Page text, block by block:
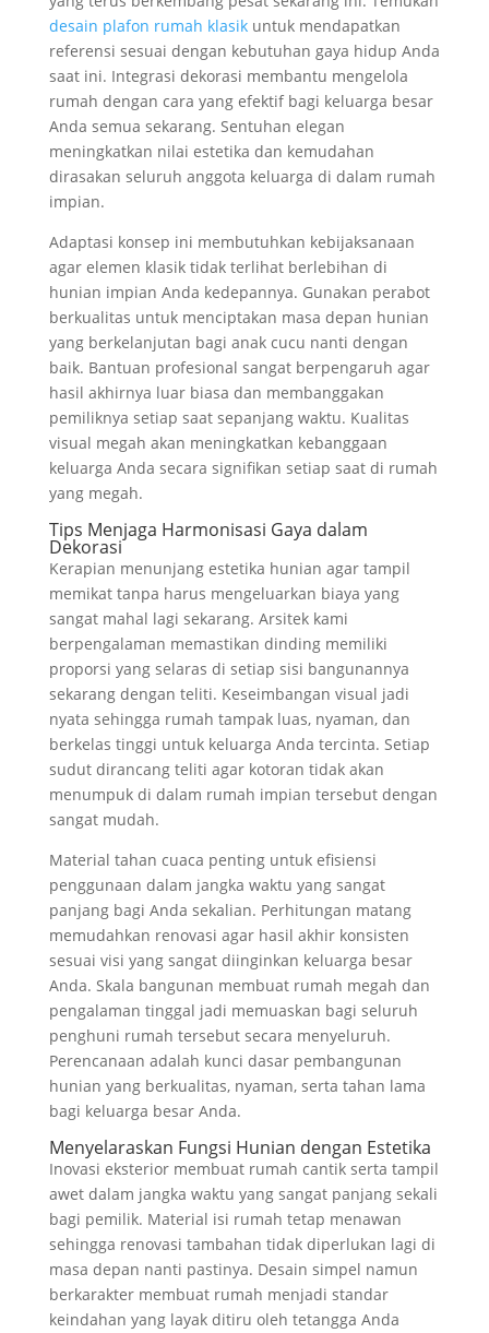
desain plafon rumah klasikuntuk mendapatkan
referensi sesuai dengan kebutuhan gaya hidup Anda
saat ini. Integrasi dekorasi membantu mengelola
rumah dengan cara yang efektif bagi keluarga besar
Anda semua sekarang. Sentuhan elegan
meningkatkan nilai estetika dan kemudahan
dirasakan seluruh anggota keluarga di dalam rumah
impian.
Adaptasi konsep ini membutuhkan kebijaksanaan
agar elemen klasik tidak terlihat berlebihan di
hunian impian Anda kedepannya. Gunakan perabot
berkualitas untuk menciptakan masa depan hunian
yang berkelanjutan bagi anak cucu nanti dengan
baik. Bantuan profesional sangat berpengaruh agar
hasil akhirnya luar biasa dan membanggakan
pemiliknya setiap saat sepanjang waktu. Kualitas
visual megah akan meningkatkan kebanggaan
keluarga Anda secara signifikan setiap saat di rumah
yang megah.
Tips Menjaga Harmonisasi Gaya dalam
Dekorasi
Kerapian menunjang estetika hunian agar tampil
memikat tanpa harus mengeluarkan biaya yang
sangat mahal lagi sekarang. Arsitek kami
berpengalaman memastikan dinding memiliki
proporsi yang selaras di setiap sisi bangunannya
sekarang dengan teliti. Keseimbangan visual jadi
nyata sehingga rumah tampak luas, nyaman, dan
berkelas tinggi untuk keluarga Anda tercinta. Setiap
sudut dirancang teliti agar kotoran tidak akan
menumpuk di dalam rumah impian tersebut dengan
sangat mudah.
Material tahan cuaca penting untuk efisiensi
penggunaan dalam jangka waktu yang sangat
panjang bagi Anda sekalian. Perhitungan matang
memudahkan renovasi agar hasil akhir konsisten
sesuai visi yang sangat diinginkan keluarga besar
Anda. Skala bangunan membuat rumah megah dan
pengalaman tinggal jadi memuaskan bagi seluruh
penghuni rumah tersebut secara menyeluruh.
Perencanaan adalah kunci dasar pembangunan
hunian yang berkualitas, nyaman, serta tahan lama
bagi keluarga besar Anda.
Menyelaraskan Fungsi Hunian dengan Estetika
Inovasi eksterior membuat rumah cantik serta tampil
awet dalam jangka waktu yang sangat panjang sekali
bagi pemilik. Material isi rumah tetap menawan
sehingga renovasi tambahan tidak diperlukan lagi di
masa depan nanti pastinya. Desain simpel namun
berkarakter membuat rumah menjadi standar
keindahan yang layak ditiru oleh tetangga Anda